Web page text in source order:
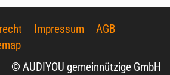
Impressum
AGB
© AUDIYOU gemeinnützige GmbH